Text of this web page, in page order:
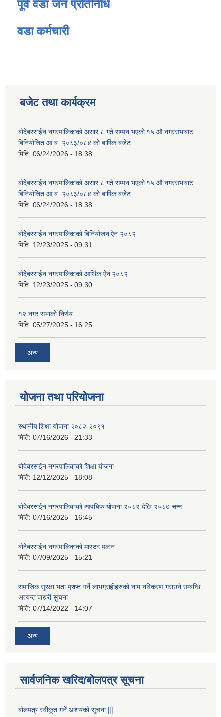
पूर्व वडा जन प्रतिनिधि
वडा कर्मचारी
बजेट तथा कार्यक्रम
बोदेबरसाईन नगरपालिकाको असार ८ गते सम्पन भएको १५ ‍‍‍औ नगरसभाबाट
बिनियोजित आ.ब. २०८३/०८४ को बार्षिक बजेट
मिति: 06/24/2026 - 18:38
बोदेबरसाईन नगरपालिकाको असार ८ गते सम्पन भएको १५ ‍‍‍औ नगरसभाबाट
बिनियोजित आ.ब. २०८३/०८४ को बार्षिक बजेट
मिति: 06/24/2026 - 18:38
बोदेबरसाईन नगरपालिकाको बिनियोजन ऐन २०८२
मिति: 12/23/2025 - 09:31
बोदेबरसाईन नगरपालिकाको आर्थिक ऐन २०८२
मिति: 12/23/2025 - 09:30
१२ नगर सभाको निर्णय
मिति: 05/27/2025 - 16:25
अन्य
योजना तथा परियोजना
स्थानीय शिक्षा योजना २०८२-२०९१
मिति: 07/16/2026 - 21:33
बोदेबरसाईन नगरपालिकाको शिक्षा योजना
मिति: 12/12/2025 - 18:08
बोदेबरसाईन नगरपालिकाको आवधिक योजना २०८२ देखि २०८७ सम्म
मिति: 07/16/2025 - 16:45
बोदेबरसाईन नगरपालिकाको मास्टर पलान
मिति: 07/09/2025 - 15:21
समाजिक सुरक्षा भता प्राप्त गर्ने लाभग्राहीहरुको नाम नविकरण गराउने सम्बन्धि
अत्यन्त जरुरी सुचना
मिति: 07/14/2022 - 14:07
अन्य
सार्वजनिक खरिद/बोलपत्र सूचना
बोलपत्र स्वीकूत गर्ने आशयको सूचना |||